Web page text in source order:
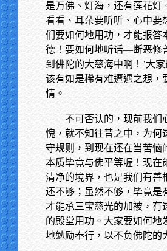
是万佛、灯海，还有莲花灯
看看、耳朵要听听、心中要
们要如何地用功，才能报答
德！要如何地听话—断恶修
到佛陀的大慈海中啊！’大
该有如是稀有难遭遇之想，
情。
不可否认的，现前我们
愧，就不知往昔之中，为何
守规则，到现在还在当苦恼
本质毕竟与佛平等喔！现在
清净的境界，也是我们有善
还不够；虽然不够，毕竟是
才能承三宝慈光的加被，有
的殿堂用功。大家要如何地
地勉励奉行，以不负佛陀的